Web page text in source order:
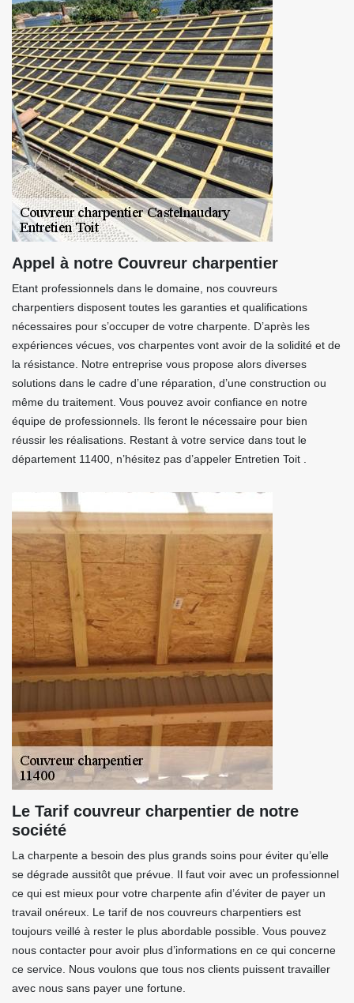
Appel à notre Couvreur charpentier
Etant professionnels dans le domaine, nos couvreurs
charpentiers disposent toutes les garanties et qualifications
nécessaires pour s’occuper de votre charpente. D’après les
expériences vécues, vos charpentes vont avoir de la solidité et de
la résistance. Notre entreprise vous propose alors diverses
solutions dans le cadre d’une réparation, d’une construction ou
même du traitement. Vous pouvez avoir confiance en notre
équipe de professionnels. Ils feront le nécessaire pour bien
réussir les réalisations. Restant à votre service dans tout le
département 11400, n’hésitez pas d’appeler Entretien Toit .
Le Tarif couvreur charpentier de notre
société
La charpente a besoin des plus grands soins pour éviter qu’elle
se dégrade aussitôt que prévue. Il faut voir avec un professionnel
ce qui est mieux pour votre charpente afin d’éviter de payer un
travail onéreux. Le tarif de nos couvreurs charpentiers est
toujours veillé à rester le plus abordable possible. Vous pouvez
nous contacter pour avoir plus d’informations en ce qui concerne
ce service. Nous voulons que tous nos clients puissent travailler
avec nous sans payer une fortune.